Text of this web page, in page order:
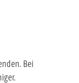
Bei